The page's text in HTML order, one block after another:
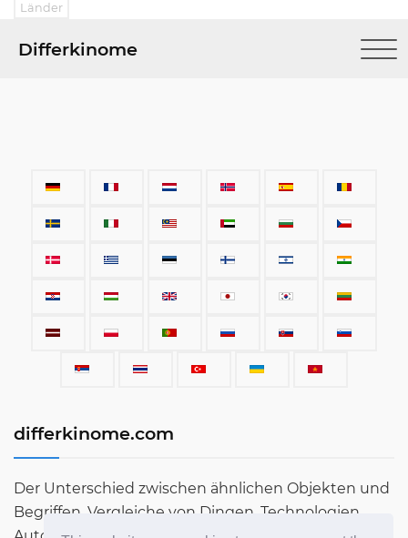
Länder
Differkinome
differkinome.com
Der Unterschied zwischen ähnlichen Objekten und
Begriffen. Vergleiche von Dingen, Technologien,